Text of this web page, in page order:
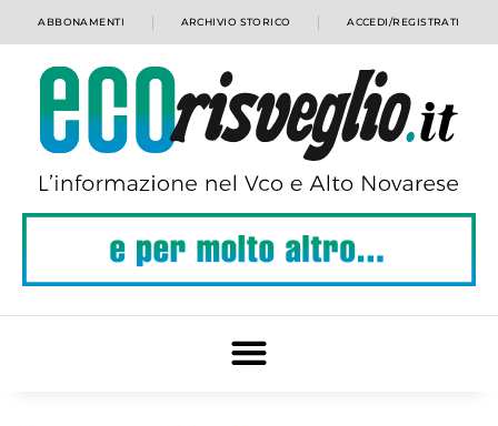
ABBONAMENTI ARCHIVIO STORICO ACCEDI/REGISTRATI